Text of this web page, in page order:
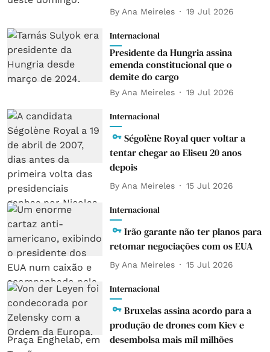
By Ana Meireles 19 Jul 2026
Internacional
Presidente da Hungria assina
emenda constitucional que o
demite do cargo
By Ana Meireles 19 Jul 2026
Internacional
Ségolène Royal quer voltar a
tentar chegar ao Eliseu 20 anos
depois
By Ana Meireles 15 Jul 2026
Internacional
Irão garante não ter planos para
retomar negociações com os EUA
By Ana Meireles 15 Jul 2026
Internacional
Bruxelas assina acordo para a
produção de drones com Kiev e
desembolsa mais mil milhões